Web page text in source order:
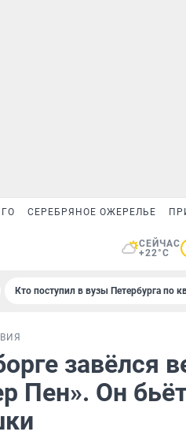
СЕРЕБРЯНОЕ ОЖЕРЕЛЬЕ
СЕЙЧАС
+22°C
Кто поступил в вузы Петербурга по
завёлся
Пен». Он